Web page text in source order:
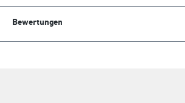
Bewertungen